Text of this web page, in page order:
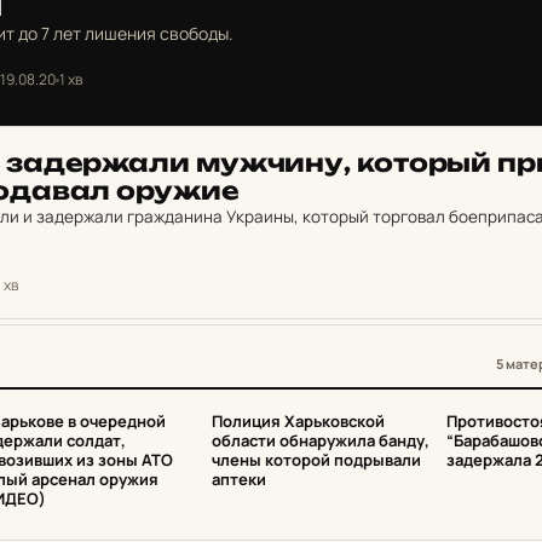
до 7 лет лишения свободы.
19.08.201 хв
за­дер­жа­ли муж­чи­ну, ко­торый
оружие
и задержали гражданина Украины, который торговал
хв
5
в очередной
солдат,
из зоны АТО
арсенал оружия
4
Полиция Харьковской
области обнаружила банду,
члены которой подрывали
аптеки
5
задержала